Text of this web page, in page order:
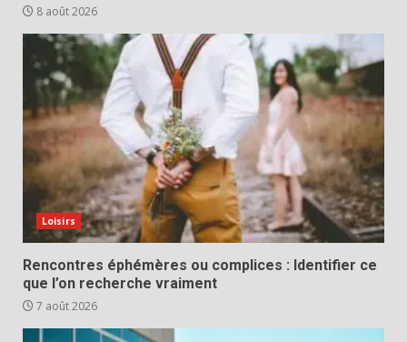
8 août 2026
Loisirs
Rencontres éphémères ou complices : Identifier ce
que l’on recherche vraiment
7 août 2026